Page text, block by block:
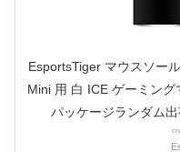
EsportsTiger マウスソー
Mini 用 白 ICE ゲーミン
パッケージランダム